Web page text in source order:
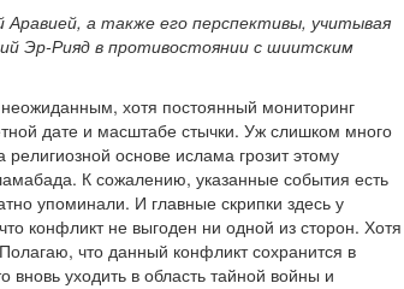
а также его перспективы, учитывая
Эр-Рияд в противостоянии с шиитским
хотя постоянный мониторинг
дате и масштабе стычки. Уж слишком много
религиозной основе ислама грозит этому
К сожалению, указанные события есть
упоминали. И главные скрипки здесь у
конфликт не выгоден ни одной из сторон. Хотя
что данный конфликт сохранится в
уходить в область тайной войны и